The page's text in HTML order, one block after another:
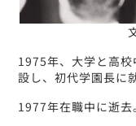
1975年、大学と高
設し、初代学園長に
1977年在職中に逝去